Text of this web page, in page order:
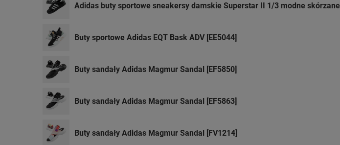
Adidas buty sportowe sneakersy damskie Superstar II 1/3 modne skórzane
Buty sportowe Adidas EQT Bask ADV [EE5044]
Buty sandały Adidas Magmur Sandal [EF5850]
Buty sandały Adidas Magmur Sandal [EF5863]
Buty sandały Adidas Magmur Sandal [FV1214]